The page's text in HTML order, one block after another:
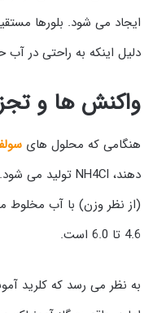
ایجاد می شود. بلورها
دلیل اینکه به راحتی در
واکنش ها و
هنگامی که محلول های
4.6 تا 6.0 است.
به نظر می رسد که کلرید